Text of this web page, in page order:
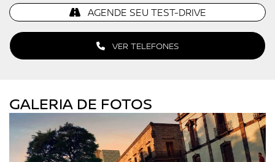
VER TELEFONES
AGENDE SEU TEST-DRIVE
GALERIA DE FOTOS